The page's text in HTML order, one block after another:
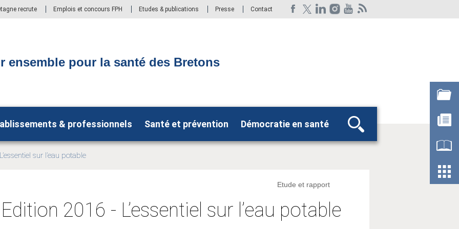
recrute Emplois et concours FPH Etudes & publications Presse Contact
ensemble pour la santé des Bretons
& professionnels Santé et prévention Démocratie en santé
Rechercher
sur l’eau potable
2016 - L’essentiel sur l’eau potable
Etude et rapport